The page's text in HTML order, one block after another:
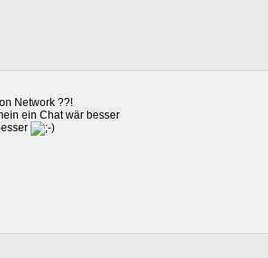
Network ??!
ein Chat wär besser